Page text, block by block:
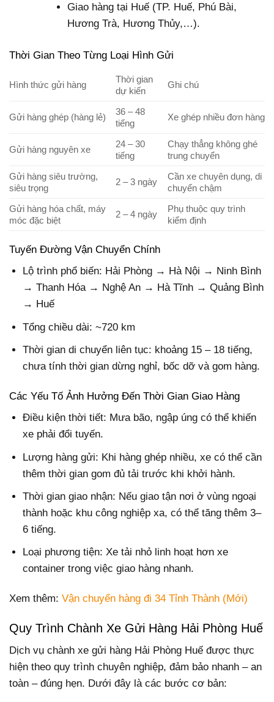
Giao hàng tại Huế (TP. Huế, Phú Bài,
Hương Trà, Hương Thủy,…).
Thời Gian Theo Từng Loại Hình Gửi
Hình thức gửi hàng
Thời gian
dự kiến
Ghi chú
Gửi hàng ghép (hàng lẻ)
36 – 48
tiếng
Xe ghép nhiều đơn hàng
Gửi hàng nguyên xe
24 – 30
tiếng
Chạy thẳng không ghé
trung chuyển
Gửi hàng siêu trường,
siêu trọng
2 – 3 ngày
Cần xe chuyên dụng, di
chuyển chậm
Gửi hàng hóa chất, máy
móc đặc biệt
2 – 4 ngày
Phụ thuộc quy trình
kiểm định
Tuyến Đường Vận Chuyển Chính
Lộ trình phổ biến: Hải Phòng → Hà Nội → Ninh Bình
→ Thanh Hóa → Nghệ An → Hà Tĩnh → Quảng Bình
→ Huế
Tổng chiều dài: ~720 km
Thời gian di chuyển liên tục: khoảng 15 – 18 tiếng,
chưa tính thời gian dừng nghỉ, bốc dỡ và gom hàng.
Các Yếu Tố Ảnh Hưởng Đến Thời Gian Giao Hàng
Điều kiện thời tiết: Mưa bão, ngập úng có thể khiến
xe phải đổi tuyến.
Lượng hàng gửi: Khi hàng ghép nhiều, xe có thể cần
thêm thời gian gom đủ tải trước khi khởi hành.
Thời gian giao nhận: Nếu giao tận nơi ở vùng ngoại
thành hoặc khu công nghiệp xa, có thể tăng thêm 3–
6 tiếng.
Loại phương tiện: Xe tải nhỏ linh hoạt hơn xe
container trong việc giao hàng nhanh.
Xem thêm: Vận chuyển hàng đi 34 Tỉnh Thành (Mới)
Quy Trình Chành Xe Gửi Hàng Hải Phòng Huế
Dịch vụ chành xe gửi hàng Hải Phòng Huế được thực
hiện theo quy trình chuyên nghiệp, đảm bảo nhanh – an
toàn – đúng hẹn. Dưới đây là các bước cơ bản: